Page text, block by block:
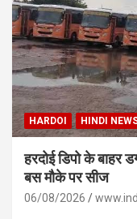
HARDOI HINDI
हरदोई डिपो के बाहर
बस मौके पर सीज
06/08/2026